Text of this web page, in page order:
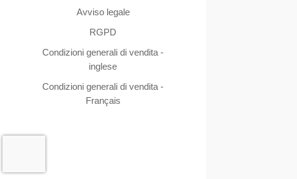
Avviso legale
RGPD
Condizioni generali di vendita -
inglese
Condizioni generali di vendita -
Français